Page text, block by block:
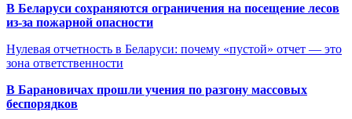
В Беларуси сохраняются ограничения на посещение лесов
из-за пожарной опасности
Нулевая отчетность в Беларуси: почему «пустой» отчет — это
зона ответственности
В Барановичах прошли учения по разгону массовых
беспорядков